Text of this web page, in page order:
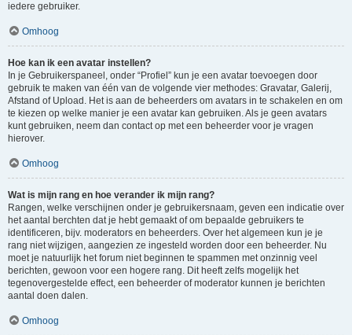
iedere gebruiker.
Omhoog
Hoe kan ik een avatar instellen?
In je Gebruikerspaneel, onder “Profiel” kun je een avatar toevoegen door
gebruik te maken van één van de volgende vier methodes: Gravatar, Galerij,
Afstand of Upload. Het is aan de beheerders om avatars in te schakelen en om
te kiezen op welke manier je een avatar kan gebruiken. Als je geen avatars
kunt gebruiken, neem dan contact op met een beheerder voor je vragen
hierover.
Omhoog
Wat is mijn rang en hoe verander ik mijn rang?
Rangen, welke verschijnen onder je gebruikersnaam, geven een indicatie over
het aantal berchten dat je hebt gemaakt of om bepaalde gebruikers te
identificeren, bijv. moderators en beheerders. Over het algemeen kun je je
rang niet wijzigen, aangezien ze ingesteld worden door een beheerder. Nu
moet je natuurlijk het forum niet beginnen te spammen met onzinnig veel
berichten, gewoon voor een hogere rang. Dit heeft zelfs mogelijk het
tegenovergestelde effect, een beheerder of moderator kunnen je berichten
aantal doen dalen.
Omhoog